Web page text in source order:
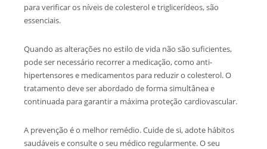
para verificar os níveis de colesterol e triglicerídeos, são
essenciais.
Quando as alterações no estilo de vida não são suficientes,
pode ser necessário recorrer a medicação, como anti-
hipertensores e medicamentos para reduzir o colesterol. O
tratamento deve ser abordado de forma simultânea e
continuada para garantir a máxima proteção cardiovascular.
A prevenção é o melhor remédio. Cuide de si, adote hábitos
saudáveis e consulte o seu médico regularmente. O seu